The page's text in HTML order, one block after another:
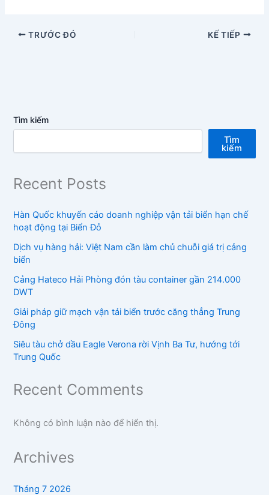
TRƯỚC ĐÓ KẾ TIẾP
Tìm kiếm
Tìm
kiếm
Recent Posts
Hàn Quốc khuyến cáo doanh nghiệp vận tải biển hạn chế
hoạt động tại Biển Đỏ
Dịch vụ hàng hải: Việt Nam cần làm chủ chuỗi giá trị cảng
biển
Cảng Hateco Hải Phòng đón tàu container gần 214.000
DWT
Giải pháp giữ mạch vận tải biển trước căng thẳng Trung
Đông
Siêu tàu chở dầu Eagle Verona rời Vịnh Ba Tư, hướng tới
Trung Quốc
Recent Comments
Không có bình luận nào để hiển thị.
Archives
Tháng 7 2026